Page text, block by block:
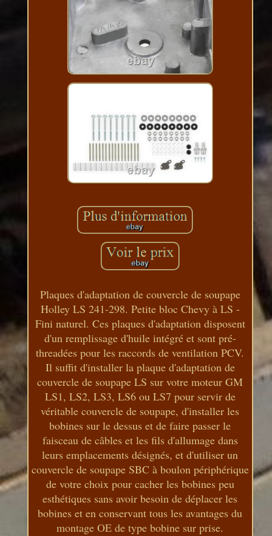
Plaques d'adaptation de couvercle de soupape
Holley LS 241-298. Petite bloc Chevy à LS -
Fini naturel. Ces plaques d'adaptation disposent
d'un remplissage d'huile intégré et sont pré-
threadées pour les raccords de ventilation PCV.
Il suffit d'installer la plaque d'adaptation de
couvercle de soupape LS sur votre moteur GM
LS1, LS2, LS3, LS6 ou LS7 pour servir de
véritable couvercle de soupape, d'installer les
bobines sur le dessus et de faire passer le
faisceau de câbles et les fils d'allumage dans
leurs emplacements désignés, et d'utiliser un
couvercle de soupape SBC à boulon périphérique
de votre choix pour cacher les bobines peu
esthétiques sans avoir besoin de déplacer les
bobines et en conservant tous les avantages du
montage OE de type bobine sur prise.